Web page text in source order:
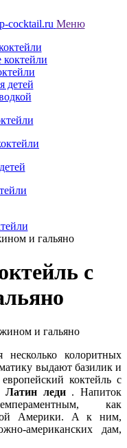
Меню
коктейли
детей
и гальяно
с
колоритных
выдают базилик и
коктейль с
Латин леди . Напиток
как
Америки. А к ним,
американских дам,